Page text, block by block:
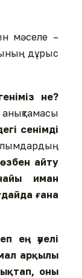
мәселе –
дұрыс
не?
сенімді
айту
иман
ғана
ең әуелі
арқылы
оны